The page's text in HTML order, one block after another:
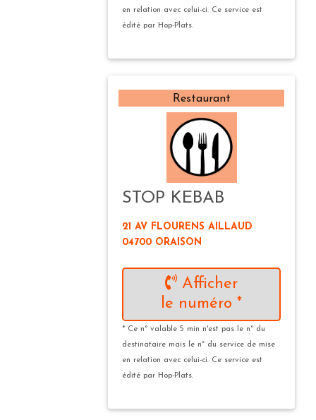
en relation avec celui-ci. Ce service est
édité par Hop-Plats.
Restaurant
STOP KEBAB
21 AV FLOURENS AILLAUD
04700 ORAISON
Afficher
le numéro *
* Ce n° valable 5 min n'est pas le n° du
destinataire mais le n° du service de mise
en relation avec celui-ci. Ce service est
édité par Hop-Plats.